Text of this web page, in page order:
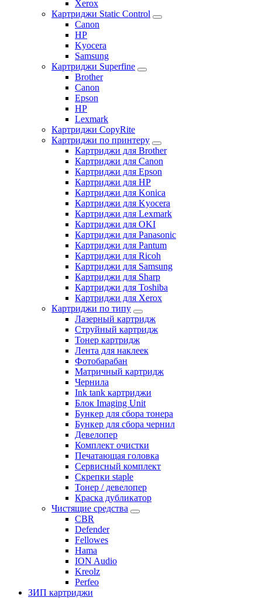
Xerox
Картриджи Static Control
Canon
HP
Kyocera
Samsung
Картриджи Superfine
Brother
Canon
Epson
HP
Lexmark
Картриджи CopyRite
Картриджи по принтеру
Картриджи для Brother
Картриджи для Canon
Картриджи для Epson
Картриджи для HP
Картриджи для Konica
Картриджи для Kyocera
Картриджи для Lexmark
Картриджи для OKI
Картриджи для Panasonic
Картриджи для Pantum
Картриджи для Ricoh
Картриджи для Samsung
Картриджи для Sharp
Картриджи для Toshiba
Картриджи для Xerox
Картриджи по типу
Лазерный картридж
Струйный картридж
Тонер картридж
Лента для наклеек
Фотобарабан
Матричный картридж
Чернила
Ink tank картриджи
Блок Imaging Unit
Бункер для сбора тонера
Бункер для сбора чернил
Девелопер
Комплект очистки
Печатающая головка
Сервисный комплект
Скрепки staple
Тонер / девелопер
Краска дубликатор
Чистящие средства
CBR
Defender
Fellowes
Hama
ION Audio
Kreolz
Perfeo
ЗИП картриджи